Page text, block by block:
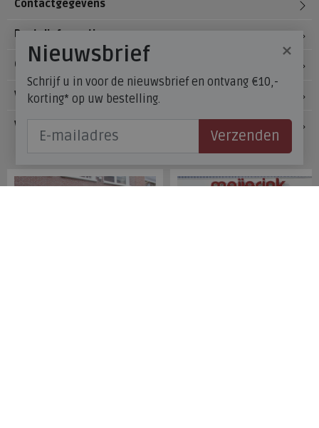
Contactgegevens
Bestelinformatie
Over Meijerink Schoenen
Voetzorg
Veelgestelde vragen
×
Nieuwsbrief
Schrijf u in voor de nieuwsbrief en ontvang €10,-
korting* op uw bestelling.
Verzenden